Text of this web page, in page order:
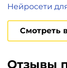
Нейросети
Смотреть
Отзывы